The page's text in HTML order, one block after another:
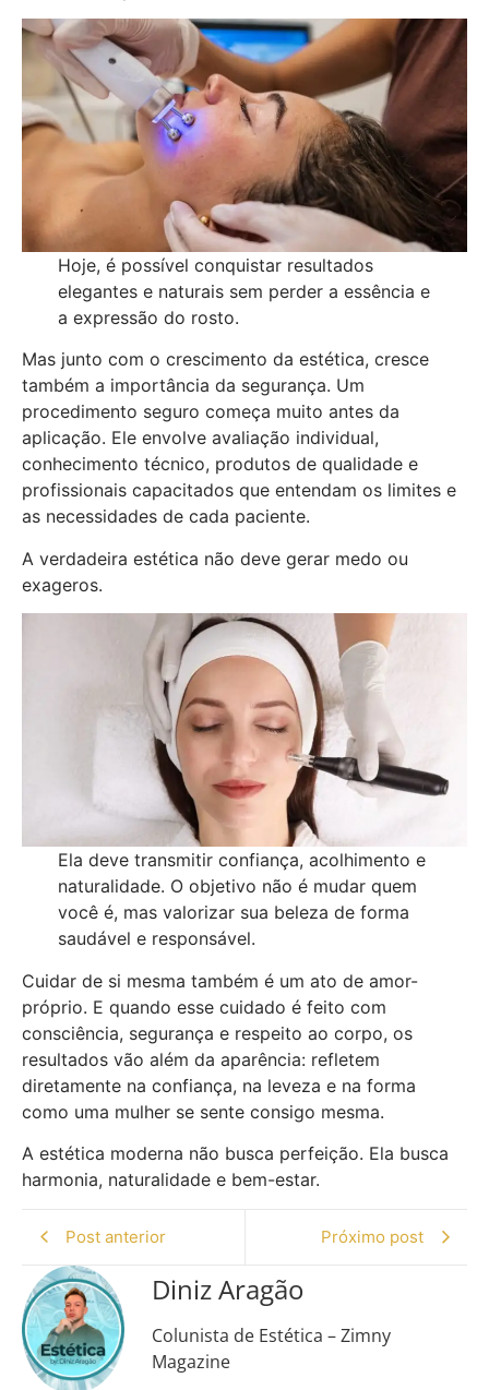
Hoje, é possível conquistar resultados
elegantes e naturais sem perder a essência e
a expressão do rosto.
Mas junto com o crescimento da estética, cresce
também a importância da segurança. Um
procedimento seguro começa muito antes da
aplicação. Ele envolve avaliação individual,
conhecimento técnico, produtos de qualidade e
profissionais capacitados que entendam os limites e
as necessidades de cada paciente.
A verdadeira estética não deve gerar medo ou
exageros.
Ela deve transmitir confiança, acolhimento e
naturalidade. O objetivo não é mudar quem
você é, mas valorizar sua beleza de forma
saudável e responsável.
Cuidar de si mesma também é um ato de amor-
próprio. E quando esse cuidado é feito com
consciência, segurança e respeito ao corpo, os
resultados vão além da aparência: refletem
diretamente na confiança, na leveza e na forma
como uma mulher se sente consigo mesma.
A estética moderna não busca perfeição. Ela busca
harmonia, naturalidade e bem-estar.
Post anterior Próximo post
Diniz Aragão
Colunista de Estética – Zimny
Magazine